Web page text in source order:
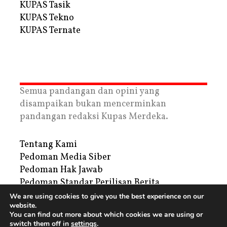
KUPAS Tasik
KUPAS Tekno
KUPAS Ternate
Semua pandangan dan opini yang
disampaikan bukan mencerminkan
pandangan redaksi Kupas Merdeka.
Tentang Kami
Pedoman Media Siber
Pedoman Hak Jawab
Pedoman Standar Perilisan Berita
Privacy Policy
Periklanan
We are using cookies to give you the best experience on our
website.
You can find out more about which cookies we are using or
switch them off in settings.